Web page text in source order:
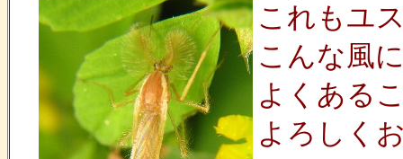
これもユ
こんな風
よくある
よろしく